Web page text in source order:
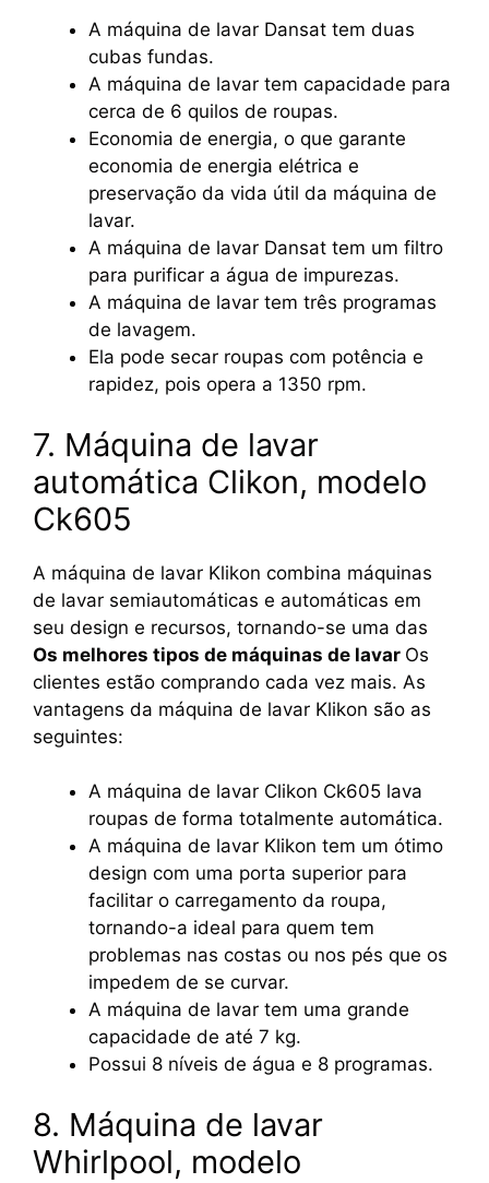
A máquina de lavar Dansat tem duas
cubas fundas.
A máquina de lavar tem capacidade para
cerca de 6 quilos de roupas.
Economia de energia, o que garante
economia de energia elétrica e
preservação da vida útil da máquina de
lavar.
A máquina de lavar Dansat tem um filtro
para purificar a água de impurezas.
A máquina de lavar tem três programas
de lavagem.
Ela pode secar roupas com potência e
rapidez, pois opera a 1350 rpm.
7. Máquina de lavar
automática Clikon, modelo
Ck605
A máquina de lavar Klikon combina máquinas
de lavar semiautomáticas e automáticas em
seu design e recursos, tornando-se uma das
Os melhores tipos de máquinas de lavar Os
clientes estão comprando cada vez mais. As
vantagens da máquina de lavar Klikon são as
seguintes:
A máquina de lavar Clikon Ck605 lava
roupas de forma totalmente automática.
A máquina de lavar Klikon tem um ótimo
design com uma porta superior para
facilitar o carregamento da roupa,
tornando-a ideal para quem tem
problemas nas costas ou nos pés que os
impedem de se curvar.
A máquina de lavar tem uma grande
capacidade de até 7 kg.
Possui 8 níveis de água e 8 programas.
8. Máquina de lavar
Whirlpool, modelo